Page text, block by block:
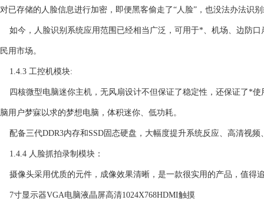
对已存储的人脸信息进行加密，即便黑客偷走了“人脸”，也没法办法识
如今，人脸识别系统应用范围已经相当广泛，可用于*、机场、边防
民用市场。
1.4.3 工控机模块:
四核微型电脑迷你主机，无风扇设计不但保证了稳定性，还保证了*
脑用户梦寐以求的梦想电脑，体积迷你、低功耗。
配备三代DDR3内存和SSD固态硬盘，大幅度提升系统反应、高清视
1.4.4 人脸抓拍录制模块：
摄像头采用优质的元件，成像效果清晰，是一款很实用的产品，值得
7寸显示器VGA电脑液晶屏高清1024X768HDMI触摸